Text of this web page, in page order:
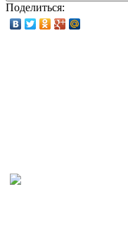
Поделиться: